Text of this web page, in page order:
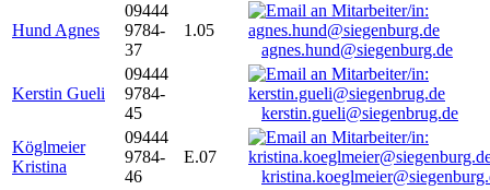
Hund Agnes
09444
9784-
37
1.05
agnes.hund@siegenburg.de
Kerstin Gueli
09444
9784-
45
kerstin.gueli@siegenbrug.de
Köglmeier
Kristina
09444
9784-
46
E.07